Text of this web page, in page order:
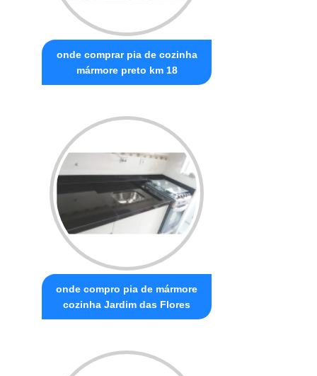
onde comprar pia de cozinha
mármore preto km 18
onde compro pia de mármore
cozinha Jardim das Flores